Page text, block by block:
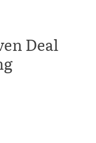
Deal